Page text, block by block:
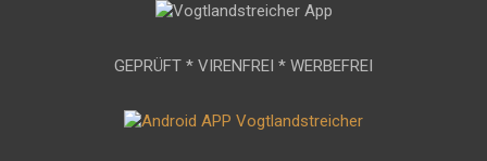
GEPRÜFT * VIRENFREI * WERBEFREI